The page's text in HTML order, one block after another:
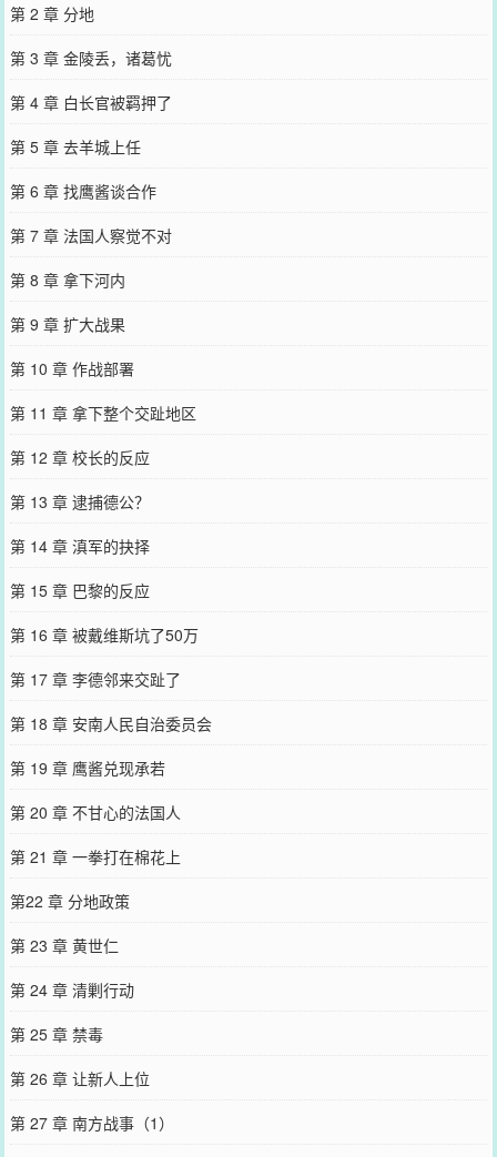
第 2 章 分地
第 3 章 金陵丢，诸葛忧
第 4 章 白长官被羁押了
第 5 章 去羊城上任
第 6 章 找鹰酱谈合作
第 7 章 法国人察觉不对
第 8 章 拿下河内
第 9 章 扩大战果
第 10 章 作战部署
第 11 章 拿下整个交趾地区
第 12 章 校长的反应
第 13 章 逮捕德公？
第 14 章 滇军的抉择
第 15 章 巴黎的反应
第 16 章 被戴维斯坑了50万
第 17 章 李德邻来交趾了
第 18 章 安南人民自治委员会
第 19 章 鹰酱兑现承若
第 20 章 不甘心的法国人
第 21 章 一拳打在棉花上
第22 章 分地政策
第 23 章 黄世仁
第 24 章 清剿行动
第 25 章 禁毒
第 26 章 让新人上位
第 27 章 南方战事（1）